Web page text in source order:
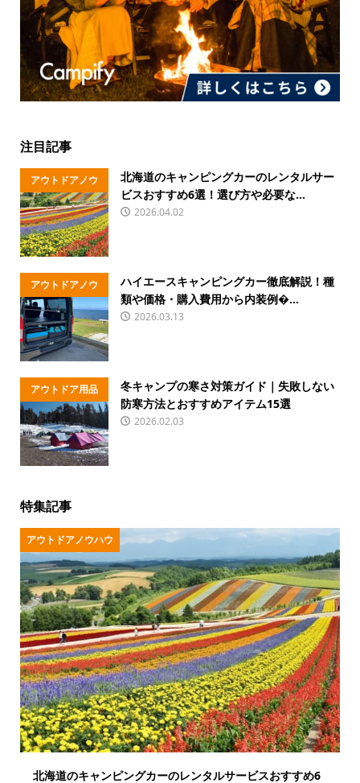
注目記事
アウトドアノウ
ハウ
北海道のキャンピングカーのレンタルサー
ビスおすすめ6選！選び方や必要な...
2026.04.02
アウトドアノウ
ハウ
ハイエースキャンピングカー徹底解説！種
類や価格・購入費用から内装例�...
2026.03.13
アウトドア用品
冬キャンプの寒さ対策ガイド｜失敗しない
防寒方法とおすすめアイテム15選
2026.02.03
特集記事
アウトドアノウハウ
北海道のキャンピングカーのレンタルサービスおすすめ6